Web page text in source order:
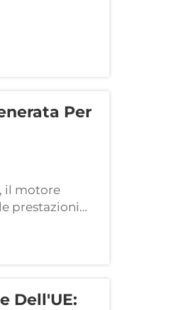
e
Per
il motore
prestazioni
Dell'UE: